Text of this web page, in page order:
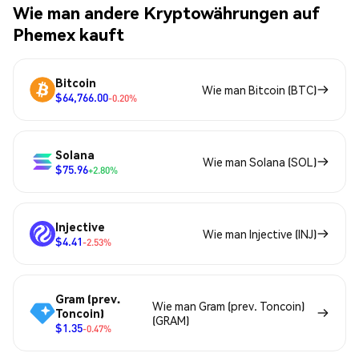
Wie man andere Kryptowährungen auf
Phemex kauft
Bitcoin
$64,766.00-0.20%
Wie man Bitcoin (BTC)
Solana
$75.96+2.80%
Wie man Solana (SOL)
Injective
$4.41-2.53%
Wie man Injective (INJ)
Gram (prev.
Toncoin)
$1.35-0.47%
Wie man Gram (prev. Toncoin)
(GRAM)